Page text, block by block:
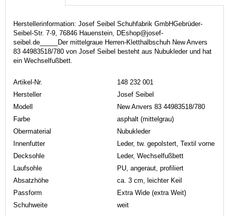
Herstellerinformation: Josef Seibel Schuhfabrik GmbHGebrüder-
Seibel-Str. 7-9, 76846 Hauenstein, DEshop@josef-
seibel.de_____Der mittelgraue Herren-Kletthalbschuh New Anvers
83 44983518/780 von Josef Seibel besteht aus Nubukleder und hat
ein Wechselfußbett.
Artikel-Nr.
148 232 001
Hersteller
Josef Seibel
Modell
New Anvers 83 44983518/780
Farbe
asphalt (mittelgrau)
Obermaterial
Nubukleder
Innenfutter
Leder, tw. gepolstert, Textil vorne
Decksohle
Leder, Wechselfußbett
Laufsohle
PU, angeraut, profiliert
Absatzhöhe
ca. 3 cm, leichter Keil
Passform
Extra Wide (extra Weit)
Schuhweite
weit